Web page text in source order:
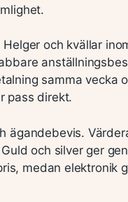
och kvällar
samma vecka
pass direkt.
ägandebevis.
och silver ger
medan elektronik